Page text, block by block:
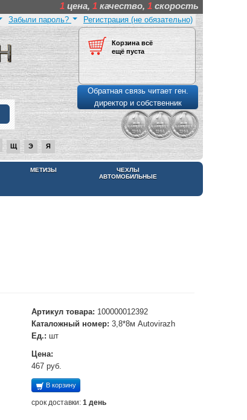
1 цена, 1 качество, 1 скорость
Регистрация (не обязательно)
Забыли пароль?
Корзина всё
ещё пуста
Обратная связь читает ген.
директор и собственник
Щ Э Я
МЕТИЗЫ
ЧЕХЛЫ
АВТОМОБИЛЬНЫЕ
Артикул товара: 100000012392
Каталожный номер: 3,8*8м Autovirazh
Ед.: шт
Цена:
467 руб.
В корзину
срок доставки: 1 день